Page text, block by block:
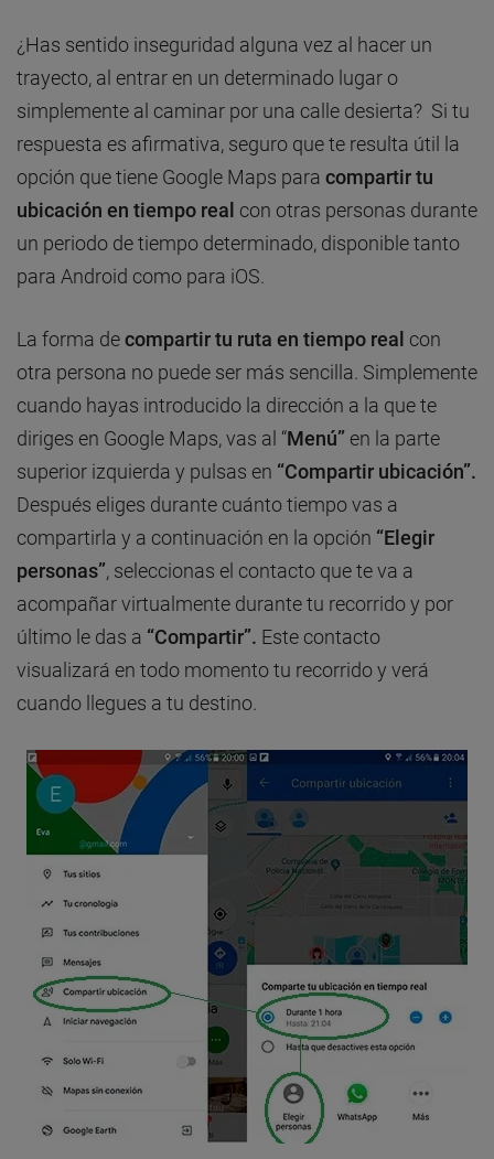
¿Has sentido inseguridad alguna vez al hacer un
trayecto, al entrar en un determinado lugar o
simplemente al caminar por una calle desierta? Si tu
respuesta es afirmativa, seguro que te resulta útil la
opción que tiene Google Maps para compartir tu
ubicación en tiempo real con otras personas durante
un periodo de tiempo determinado, disponible tanto
para Android como para iOS.
La forma decompartir tu ruta en tiempo real con
otra persona no puede ser más sencilla. Simplemente
cuando hayas introducido la dirección a la que te
diriges en Google Maps, vas al “Menú” en la parte
superior izquierda y pulsas en “Compartir ubicación”.
Después eliges durante cuánto tiempo vas a
compartirla y a continuación en la opción “Elegir
personas”, seleccionas el contacto que te va a
acompañar virtualmente durante tu recorrido y por
último le das a “Compartir”. Este contacto
visualizará en todo momento tu recorrido y verá
cuando llegues a tu destino.